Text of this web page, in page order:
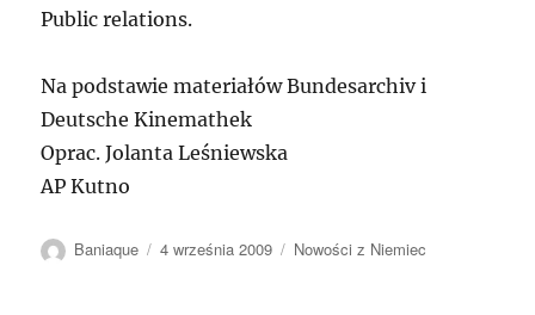
Public relations.
Na podstawie materiałów Bundesarchiv i
Deutsche Kinemathek
Oprac. Jolanta Leśniewska
AP Kutno
Autor
Baniaque
Data
4 września 2009 Kategorie
Nowości z Niemiec